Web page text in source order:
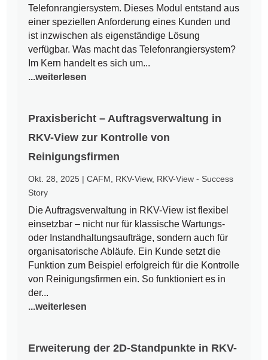
Telefonrangiersystem. Dieses Modul entstand aus
einer speziellen Anforderung eines Kunden und
ist inzwischen als eigenständige Lösung
verfügbar. Was macht das Telefonrangiersystem?
Im Kern handelt es sich um...
...weiterlesen
Praxisbericht – Auftragsverwaltung in
RKV-View zur Kontrolle von
Reinigungsfirmen
Okt. 28, 2025 |CAFM RKV-View, RKV-View - Success
Story
Die Auftragsverwaltung in RKV-View ist flexibel
einsetzbar – nicht nur für klassische Wartungs-
oder Instandhaltungsaufträge, sondern auch für
organisatorische Abläufe. Ein Kunde setzt die
Funktion zum Beispiel erfolgreich für die Kontrolle
von Reinigungsfirmen ein. So funktioniert es in
der...
...weiterlesen
Erweiterung der 2D-Standpunkte in RKV-